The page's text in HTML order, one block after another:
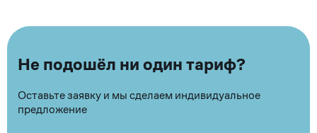
Не подошёл ни один тариф?
Оставьте заявку и мы сделаем индивидуальное
предложение